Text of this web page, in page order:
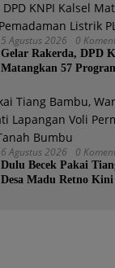
5 Agustus 2026 0
Gelar Rakerda, DPD
Matangkan 57
6 Agustus 2026 0
Dulu Becek Pakai
Desa Madu Retno